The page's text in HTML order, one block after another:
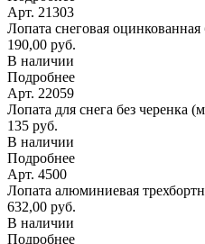
Арт. 21303
Лопата снеговая
190,00 руб.
В наличии
Подробнее
Арт. 22059
Лопата для снега без черенка
135 руб.
В наличии
Подробнее
Арт. 4500
Лопата алюминиевая
632,00 руб.
В наличии
Подробнее